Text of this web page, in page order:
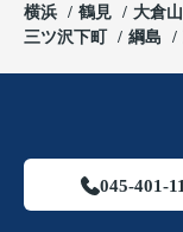
横浜
鶴見 大倉山
三ツ沢下町
綱島
045-401-